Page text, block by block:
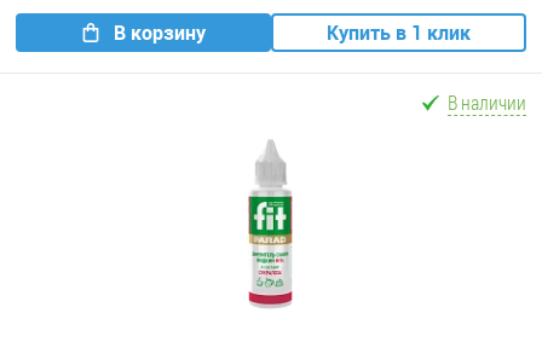
В корзину Купить в 1 клик
В наличии